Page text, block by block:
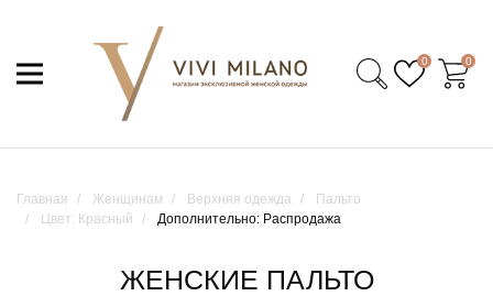
0 0
Главная Женщинам Верхняя одежда
Пальто
Цвет: Красный
Дополнительно: Распродажа
ЖЕНСКИЕ ПАЛЬТО